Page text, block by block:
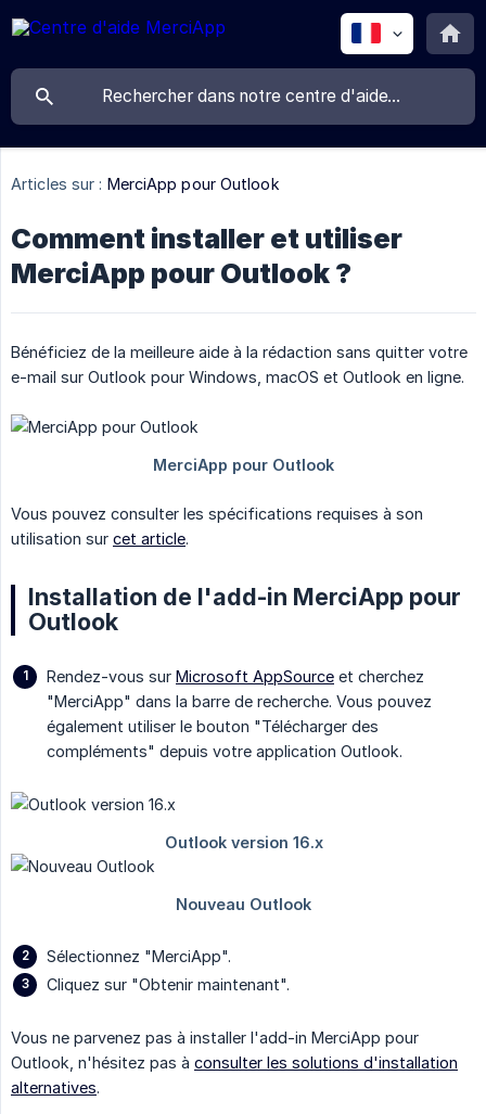
Articles sur : MerciApp pour Outlook
Comment installer et utiliser
MerciApp pour Outlook ?
Bénéficiez de la meilleure aide à la rédaction sans quitter votre
e-mail sur Outlook pour Windows, macOS et Outlook en ligne.
Vous pouvez consulter les spécifications requises à son
utilisation sur cet article.
Installation de l'add-in MerciApp pour
Outlook
Rendez-vous sur Microsoft AppSource et cherchez
"MerciApp" dans la barre de recherche. Vous pouvez
également utiliser le bouton "Télécharger des
compléments" depuis votre application Outlook.
Sélectionnez "MerciApp".
Cliquez sur "Obtenir maintenant".
Vous ne parvenez pas à installer l'add-in MerciApp pour
Outlook, n'hésitez pas à consulter les solutions d'installation
alternatives.